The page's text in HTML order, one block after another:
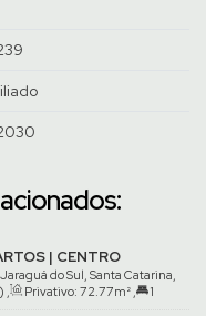
uma visita com um de
| CENTRO
do Sul, Santa Catarina,
, Privativo: 72.77m² ,
1